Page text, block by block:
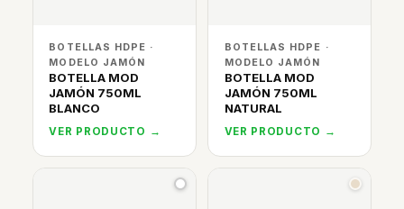
BOTELLAS HDPE ·
MODELO JAMÓN
BOTELLA MOD
JAMÓN 750ML
BLANCO
VER PRODUCTO →
BOTELLAS HDPE ·
MODELO JAMÓN
BOTELLA MOD
JAMÓN 750ML
NATURAL
VER PRODUCTO →